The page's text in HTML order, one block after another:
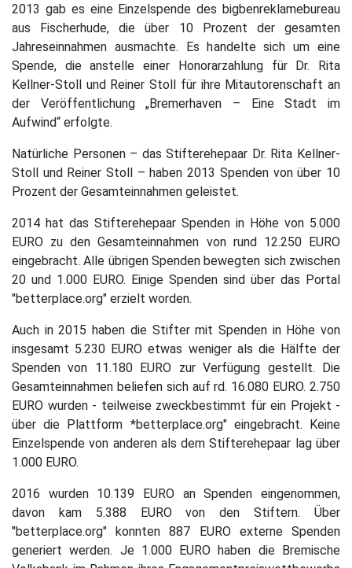
2013 gab es eine Einzelspende des bigbenreklamebureau
aus Fischerhude, die über 10 Prozent der gesamten
Jahreseinnahmen ausmachte. Es handelte sich um eine
Spende, die anstelle einer Honorarzahlung für Dr. Rita
Kellner-Stoll und Reiner Stoll für ihre Mitautorenschaft an
der Veröffentlichung „Bremerhaven – Eine Stadt im
Aufwind“ erfolgte.
Natürliche Personen – das Stifterehepaar Dr. Rita Kellner-
Stoll und Reiner Stoll – haben 2013 Spenden von über 10
Prozent der Gesamteinnahmen geleistet.
2014 hat das Stifterehepaar Spenden in Höhe von 5.000
EURO zu den Gesamteinnahmen von rund 12.250 EURO
eingebracht. Alle übrigen Spenden bewegten sich zwischen
20 und 1.000 EURO. Einige Spenden sind über das Portal
"betterplace.org" erzielt worden.
Auch in 2015 haben die Stifter mit Spenden in Höhe von
insgesamt 5.230 EURO etwas weniger als die Hälfte der
Spenden von 11.180 EURO zur Verfügung gestellt. Die
Gesamteinnahmen beliefen sich auf rd. 16.080 EURO. 2.750
EURO wurden - teilweise zweckbestimmt für ein Projekt -
über die Plattform *betterplace.org" eingebracht. Keine
Einzelspende von anderen als dem Stifterehepaar lag über
1.000 EURO.
2016 wurden 10.139 EURO an Spenden eingenommen,
davon kam 5.388 EURO von den Stiftern. Über
"betterplace.org" konnten 887 EURO externe Spenden
generiert werden. Je 1.000 EURO haben die Bremische